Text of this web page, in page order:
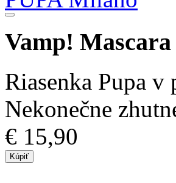
Vamp!
Riasenka Pupa v
Nekonečne
€ 15,90
Kúpiť